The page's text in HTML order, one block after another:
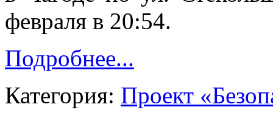
февраля в 20:54.
Подробнее...
Категория: Проект